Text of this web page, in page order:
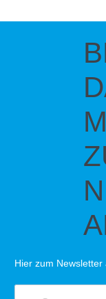
Hier zum Newsletter